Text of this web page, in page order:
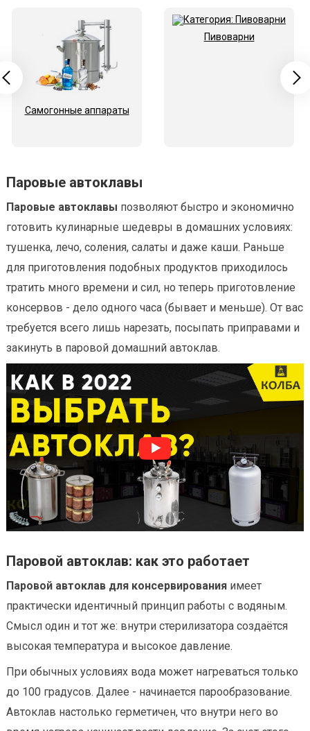
Самогонные аппараты
Пивоварни
Паровые автоклавы
Паровые автоклавы позволяют быстро и экономично
готовить кулинарные шедевры в домашних условиях:
тушенка, лечо, соления, салаты и даже каши. Раньше
для приготовления подобных продуктов приходилось
тратить много времени и сил, но теперь приготовление
консервов - дело одного часа (бывает и меньше). От вас
требуется всего лишь нарезать, посыпать приправами и
закинуть в паровой домашний автоклав.
Паровой автоклав: как это работает
Паровой автоклав для консервирования имеет
практически идентичный принцип работы с водяным.
Смысл один и тот же: внутри стерилизатора создаётся
высокая температура и высокое давление.
При обычных условиях вода может нагреваться только
до 100 градусов. Далее - начинается парообразование.
Автоклав настолько герметичен, что внутри него во